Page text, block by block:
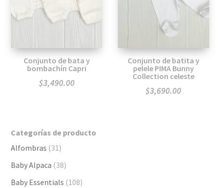
Conjunto de bata y
bombachín Capri
$3,490.00
Conjunto de batita y
pelele PIMA Bunny
Collection celeste
$3,690.00
Categorías de producto
Alfombras (31)
Baby Alpaca (38)
Baby Essentials (108)